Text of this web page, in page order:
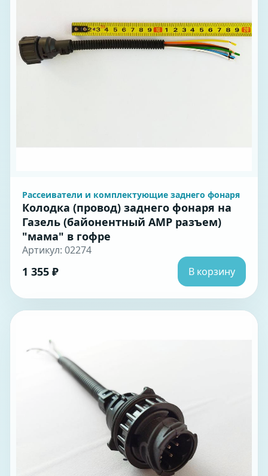
Рассеиватели и комплектующие заднего фонаря
Колодка (провод) заднего фонаря на
Газель (байонентный АМР разъем)
"мама" в гофре
Артикул: 02274
1 355 ₽ В корзину